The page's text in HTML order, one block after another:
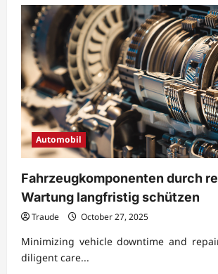
Automobil
Fahrzeugkomponenten durch
Wartung langfristig schützen
Traude October 27, 2025
Minimizing vehicle downtime and
diligent care...